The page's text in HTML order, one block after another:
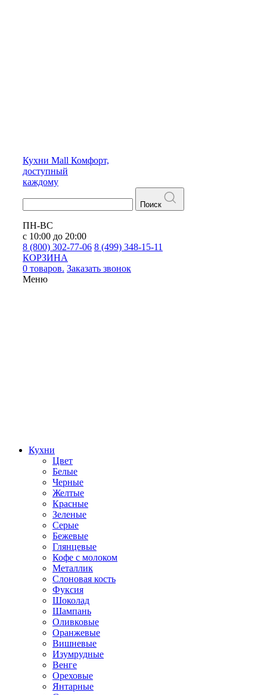
Кухни Mall Комфорт,
доступный
каждому
Поиск
ПН-ВС
с 10:00 до 20:00
8 (800) 302-77-06 8 (499) 348-15-11
КОРЗИНА
0 товаров. Заказать звонок
Меню
Кухни
Цвет
Белые
Черные
Желтые
Красные
Зеленые
Серые
Бежевые
Глянцевые
Кофе с молоком
Металлик
Слоновая кость
Фуксия
Шоколад
Шампань
Оливковые
Оранжевые
Вишневые
Изумрудные
Венге
Ореховые
Янтарные